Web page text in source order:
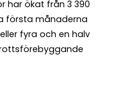
har ökat från 3 390
första månaderna
fyra och en halv